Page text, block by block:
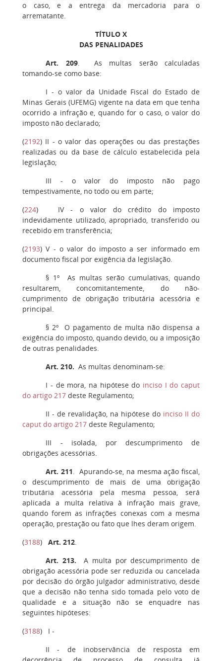
o caso, e a entrega da mercadoria para o
arrematante.
TÍTULO X
DAS PENALIDADES
Art. 209. As multas serão calculadas
tomando-se como base:
I - o valor da Unidade Fiscal do Estado de
Minas Gerais (UFEMG) vigente na data em que tenha
ocorrido a infração e, quando for o caso, o valor do
imposto não declarado;
(2192) II - o valor das operações ou das prestações
realizadas ou da base de cálculo estabelecida pela
legislação;
III - o valor do imposto não pago
tempestivamente, no todo ou em parte;
(224) IV- o valor do crédito do imposto
indevidamente utilizado, apropriado, transferido ou
recebido em transferência;
(2193)V - o valor do imposto a ser informado em
documento fiscal por exigência da legislação.
§ 1º
As multas serão cumulativas, quando
resultarem, concomitantemente, do não-
cumprimento de obrigação tributária acessória e
principal.
§ 2º
O pagamento de multa não dispensa a
exigência do imposto, quando devido, ou a imposição
de outras penalidades.
Art. 210. As multas denominam-se:
I - de mora, na hipótese do inciso I do caput
do artigo 217 deste Regulamento;
II- de revalidação, na hipótese do inciso II do
caput do artigo 217 deste Regulamento;
III - isolada, por descumprimento de
obrigações acessórias.
Art. 211. Apurando-se, na mesma ação fiscal,
o descumprimento de mais de uma obrigação
tributária acessória pela mesma pessoa, será
aplicada a multa relativa à infração mais grave,
quando forem as infrações conexas com a mesma
operação, prestação ou fato que lhes deram origem.
(3188) Art. 212.
Art. 213. A multa por descumprimento de
obrigação acessória pode ser reduzida ou cancelada
por decisão do órgão julgador administrativo, desde
que a decisão não tenha sido tomada pelo voto de
qualidade e a situação não se enquadre nas
seguintes hipóteses:
(3188) I -
II- de inobservância de resposta em